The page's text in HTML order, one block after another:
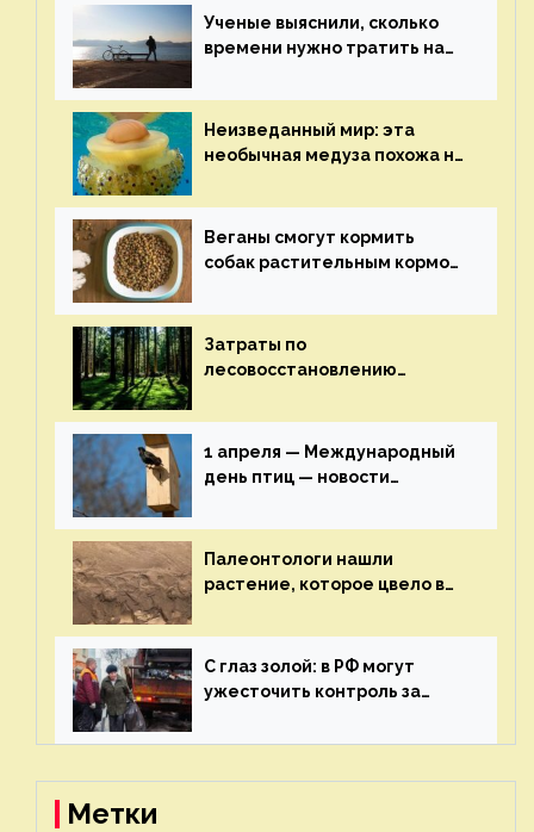
Ученые выяснили, сколько
времени нужно тратить на
здоровья — новости экологии
на ECOportal
Неизведанный мир: эта
необычная медуза похожа на
экологии на ECOportal
Веганы смогут кормить
собак растительным кормом
здоровье — новости
экологии на ECOportal
Затраты по
лесовосстановлению
строительства — новости
экологии на ECOportal
1 апреля — Международный
день птиц — новости
Палеонтологи нашли
растение, которое цвело в
экологии на ECOportal
С глаз золой: в РФ могут
ужесточить контроль за
— новости экологии на
Метки